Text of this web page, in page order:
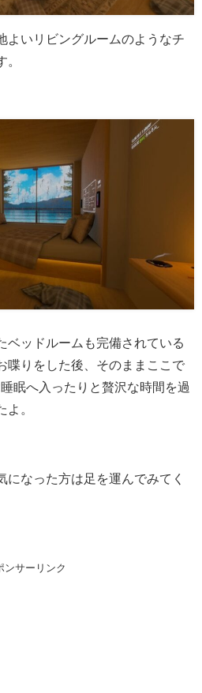
よいリビングルームのようなチ
。
ベッドルームも完備されている
喋りをした後、そのままここで
眠へ入ったりと贅沢な時間を過
よ。
になった方は足を運んでみてく
ンサーリンク